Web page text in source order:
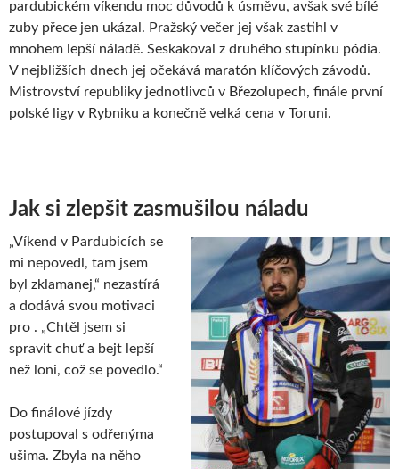
pardubickém víkendu moc důvodů k úsměvu, avšak své bílé
zuby přece jen ukázal. Pražský večer jej však zastihl v
mnohem lepší náladě. Seskakoval z druhého stupínku pódia.
V nejbližších dnech jej očekává maratón klíčových závodů.
Mistrovství republiky jednotlivců v Březolupech, finále první
polské ligy v Rybniku a konečně velká cena v Toruni.
Jak si zlepšit zasmušilou náladu
„Víkend v Pardubicích se
mi nepovedl, tam jsem
byl zklamanej,“ nezastírá
a dodává svou motivaci
pro . „Chtěl jsem si
spravit chuť a bejt lepší
než loni, což se povedlo.“
Do finálové jízdy
postupoval s odřenýma
ušima. Zbyla na něho